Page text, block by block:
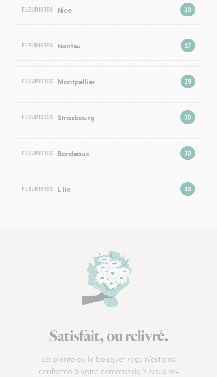
FLEURISTES Nice
FLEURISTES Nantes
FLEURISTES Montpellier
FLEURISTES Strasbourg
FLEURISTES Bordeaux
FLEURISTES Lille
Satisfait, ou relivré.
La plante ou le bouquet reçu n’est pas
conforme à votre commande ? Nous re-